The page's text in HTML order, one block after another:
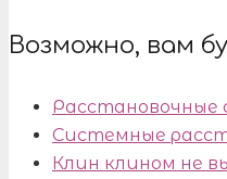
Возможно, вам
Расстановочные
Системные
Клин клином не